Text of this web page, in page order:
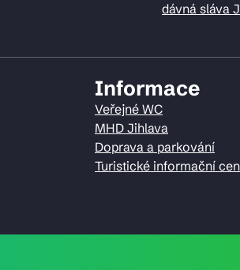
dávná sláva
Informace
Veřejné WC
MHD Jihlava
Doprava a parkování
Turistické informační